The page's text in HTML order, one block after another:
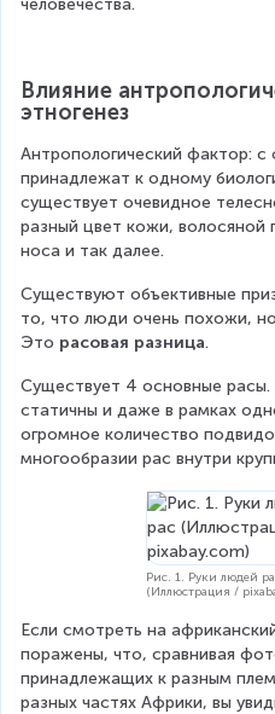
Влияние
этногенез
Антропологический фактор:
принадлежат к одному
существует очевидное
разный цвет кожи, волосяной
носа и так далее.
Существуют объективные
то, что люди очень похожи,
Это расовая разница.
Существует 4 основные
статичны и даже в рамках
огромное количество
многообразии рас внутри
Рис. 1. Руки людей
(Иллюстрация /
Если смотреть на
поражены, что, сравнивая
принадлежащих к разным
разных частях Африки, вы